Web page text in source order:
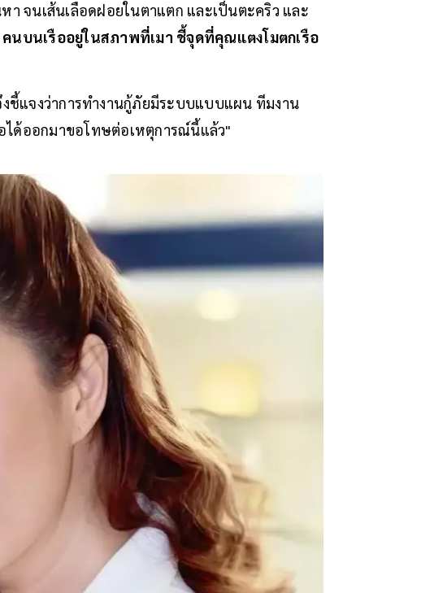
จนเส้นเลือดฝอยในตาแตก และเป็นตะคริว และ
นบนเรืออยู่ในสภาพที่เมา ชี้จุดที่คุณแตงโมตกเรือ
ชี้แจงว่าการทำงานกู้ภัยมีระบบแบบแผน ทีมงาน
ได้ออกมาขอโทษต่อเหตุการณ์นี้แล้ว"